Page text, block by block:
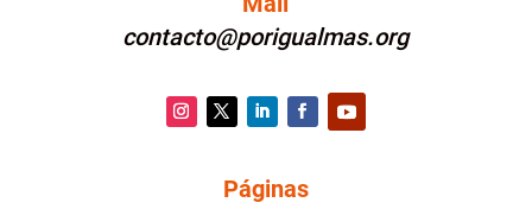
contacto@porigualmas.org
Facebook
Páginas